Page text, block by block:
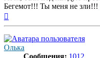
Бегемот!!! Ты меня не зли!!!
Олька
Сообщения: 1012